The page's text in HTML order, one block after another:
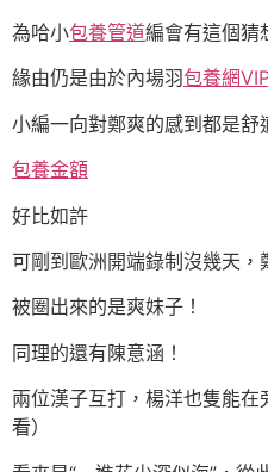
為哈小包養管道編會有這個猜
緣由仍是由於內場羽包養網
小編一向對鄭爽的感到都是舒
包養金額
好比如許
可剛到歐洲開端錄制沒幾天，
被圈出來的是爽妹子！
同理的還有陳意涵！
兩位漢子互打，楊洋也隻能
看）